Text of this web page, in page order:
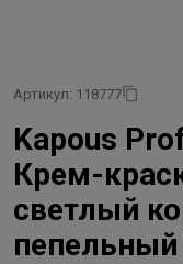
Артикул: 118777
Kapous
Крем-
светлый